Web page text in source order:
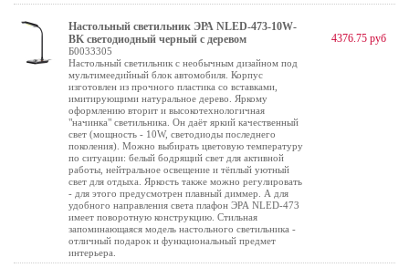
Настольный светильник ЭРА NLED-473-10W-
BK светодиодный черный с деревом
Б0033305
Настольный светильник с необычным дизайном под
мультимеедийный блок автомобиля. Корпус
изготовлен из прочного пластика со вставками,
имитирующими натуральное дерево. Яркому
оформлению вторит и высокотехнологичная
"начинка" светильника. Он даёт яркий качественный
свет (мощность - 10W, светодиоды последнего
поколения). Можно выбирать цветовую температуру
по ситуации: белый бодрящий свет для активной
работы, нейтральное освещение и тёплый уютный
свет для отдыха. Яркость также можно регулировать
- для этого предусмотрен плавный диммер. А для
удобного направления света плафон ЭРА NLED-473
имеет поворотную конструкцию. Стильная
запоминающаяся модель настольного светильника -
отличный подарок и функциональный предмет
интерьера.
4376.75 руб